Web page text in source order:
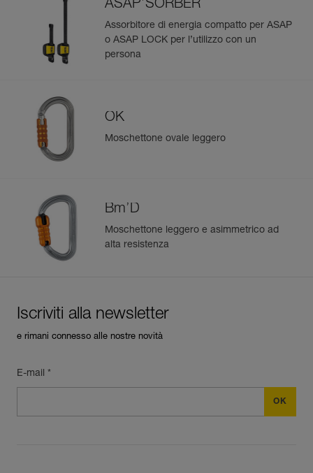
ASAP’SORBER AXESS o ASAP’SORBER 20 o 40 e un
connettore OK TRIACT-LOCK o Bm’D TRIACT-LOCK.
ASAP’SORBER
Assorbitore di energia compatto per ASAP
o ASAP LOCK per l’utilizzo con un
persona
OK
Moschettone ovale leggero
Bm’D
Moschettone leggero e asimmetrico ad
alta resistenza
Iscriviti alla newsletter
e rimani connesso alle nostre novità
E-mail *